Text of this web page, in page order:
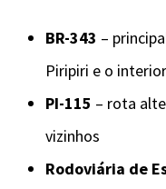
BR-343 –
Piripiri e o interior
PI-115 – rota
vizinhos
Rodoviária de